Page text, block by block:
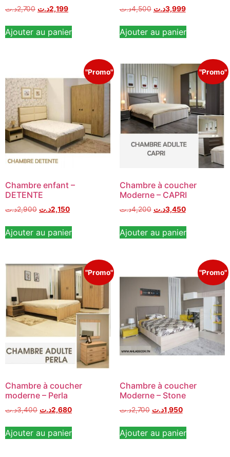
2,700د.ت 2,199د.ت
Ajouter au panier
4,500د.ت 3,999د.ت
Ajouter au panier
"Promo"
Chambre enfant –
DETENTE
2,900د.ت 2,150د.ت
Ajouter au panier
"Promo"
Chambre à coucher
Moderne – CAPRI
4,200د.ت 3,450د.ت
Ajouter au panier
"Promo"
Chambre à coucher
moderne – Perla
3,400د.ت 2,680د.ت
Ajouter au panier
"Promo"
Chambre à coucher
Moderne – Stone
2,700د.ت 1,950د.ت
Ajouter au panier